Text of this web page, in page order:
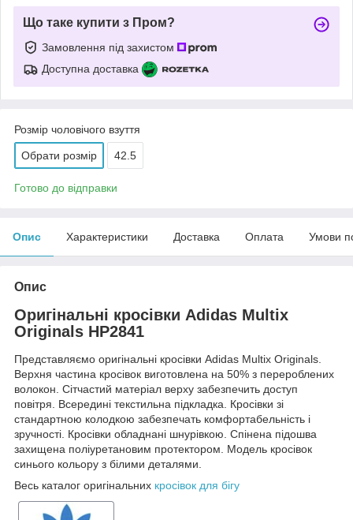
Що таке купити з Пром?
Замовлення під захистом
Доступна доставка
Розмір чоловічого взуття
Обрати розмір 42.5
Готово до відправки
Опис Характеристики Доставка Оплата Умови
Опис
Оригінальні кросівки Adidas Multix
Originals HP2841
Представляємо оригінальні кросівки Adidas Multix Originals.
Верхня частина кросівок виготовлена на 50% з перероблених
волокон. Сітчастий матеріал верху забезпечить доступ
повітря. Всередині текстильна підкладка. Кросівки зі
стандартною колодкою забезпечать комфортабельність і
зручності. Кросівки обладнані шнурівкою. Спінена підошва
захищена поліуретановим протектором. Модель кросівок
синього кольору з білими деталями.
Весь каталог оригінальних кросівок для бігу